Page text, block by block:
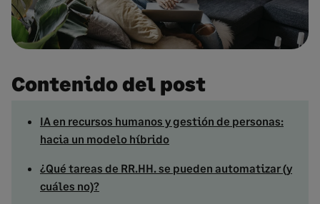
Contenido del post
IA en recursos humanos y gestión de personas:
hacia un modelo híbrido
¿Qué tareas de RR.HH. se pueden automatizar (y
cuáles no)?